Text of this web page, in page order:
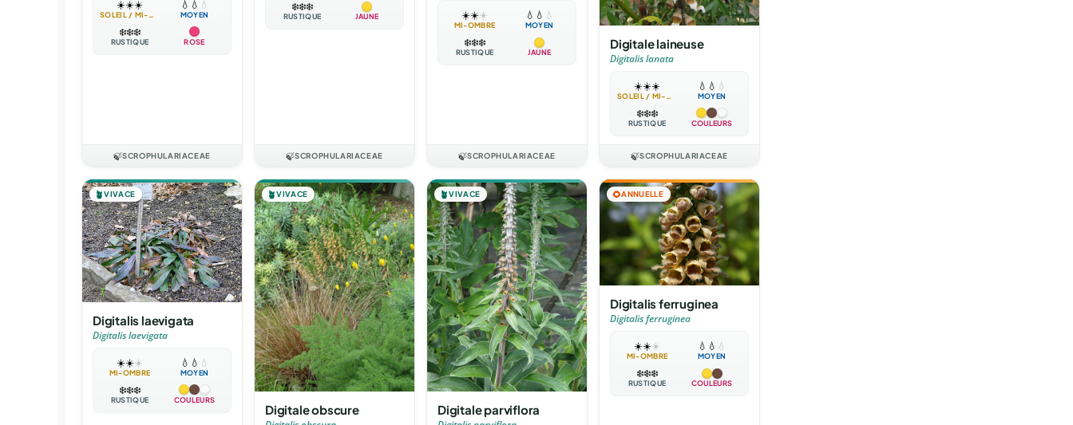
☀️☀️☀️
SOLEIL / MI-OMBRE
💧 💧 💧
MOYEN
❄️❄️❄️
RUSTIQUE ROSE
🍃SCROPHULARIACEAE
❄️❄️❄️
RUSTIQUE JAUNE
🍃SCROPHULARIACEAE
☀️☀️☀️
MI-OMBRE
💧 💧 💧
MOYEN
❄️❄️❄️
RUSTIQUE JAUNE
🍃SCROPHULARIACEAE
Digitale laineuse
Digitalis lanata
☀️☀️☀️
SOLEIL / MI-OMBRE
💧 💧 💧
MOYEN
❄️❄️❄️
RUSTIQUE COULEURS
🍃SCROPHULARIACEAE
🪴VIVACE
Digitalis laevigata
Digitalis laevigata
☀️☀️☀️
MI-OMBRE
💧 💧 💧
MOYEN
❄️❄️❄️
RUSTIQUE COULEURS
🪴VIVACE
Digitale obscure
🪴VIVACE
Digitale parviflora
🌻ANNUELLE
Digitalis ferruginea
Digitalis ferruginea
☀️☀️☀️
MI-OMBRE
💧 💧 💧
MOYEN
❄️❄️❄️
RUSTIQUE COULEURS